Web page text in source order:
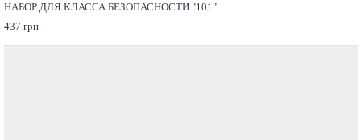
НАБОР ДЛЯ КЛАССА БЕЗОПАСНОСТИ "101"
437 грн